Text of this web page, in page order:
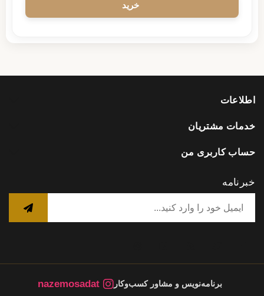
اطلاعات
خدمات مشتریان
حساب کاربری من
خبرنامه
برنامه‌نویس و مشاور کسب‌وکار nazemosadat